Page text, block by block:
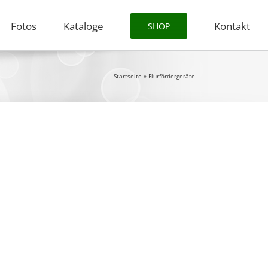
Fotos Kataloge SHOP Kontakt
Startseite » Flurfördergeräte